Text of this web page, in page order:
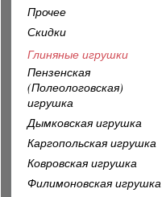
Прочее
Скидки
Глиняные игрушки
Пензенская
(Полеологовская)
игрушка
Дымковская игрушка
Каргопольская игрушка
Ковровская игрушка
Филимоновская игрушка